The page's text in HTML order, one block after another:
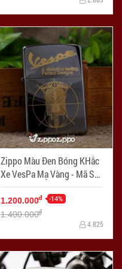
Zippo Màu Đen Bóng KHắc
Xe VesPa Mạ Vàng - Mã SP:
ZPC1511
1.200.000đ -14%
1.400.000đ
4.825